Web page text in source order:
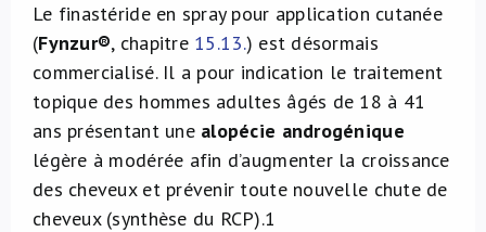
Le finastéride en spray pour application cutanée
(Fynzur®, chapitre 15.13.) est désormais
commercialisé. Il a pour indication le traitement
topique des hommes adultes âgés de 18 à 41
ans présentant une alopécie androgénique
légère à modérée afin d’augmenter la croissance
des cheveux et prévenir toute nouvelle chute de
cheveux (synthèse du RCP).1